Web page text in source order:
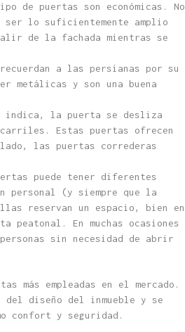
de puertas son económicas. No
lo suficientemente amplio
de la fachada mientras se
a las persianas por su
metálicas y son una buena
indica, la puerta se desliza
Estas puertas ofrecen
las puertas correderas
puede tener diferentes
personal (y siempre que la
reservan un espacio, bien en
En muchas ocasiones
sin necesidad de abrir
más empleadas en el mercado.
del diseño del inmueble y se
confort y seguridad.